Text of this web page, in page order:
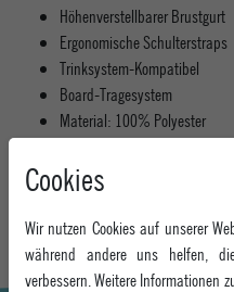
Höhenverstellbarer Brustgurt
Ergonomische Schulterstraps
Trinksystem-Kompatibel
Board-Tragesystem
Material: 100% Polyester
MEHR INFORMATIONEN ZUM EU
Cookies
Wir nutzen Cookies auf unserer
während andere uns helfen,
verbessern. Weitere Informationen